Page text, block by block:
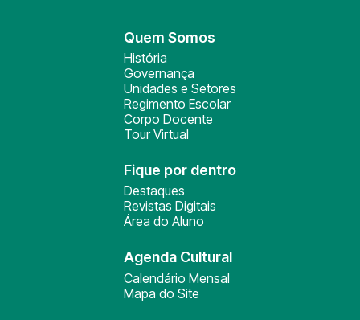
Quem Somos
História
Governança
Unidades e Setores
Regimento Escolar
Corpo Docente
Tour Virtual
Fique por dentro
Destaques
Revistas Digitais
Área do Aluno
Agenda Cultural
Calendário Mensal
Mapa do Site